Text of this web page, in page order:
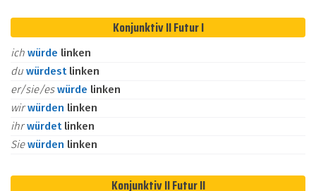
Konjunktiv II Futur I
ich würde linken
du würdest linken
er/sie/eswürde linken
wirwürden linken
ihrwürdet linken
Siewürden linken
Konjunktiv II Futur II